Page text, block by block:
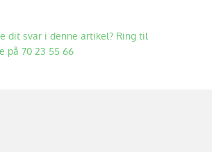
dit svar i denne artikel? Ring til
på 70 23 55 66